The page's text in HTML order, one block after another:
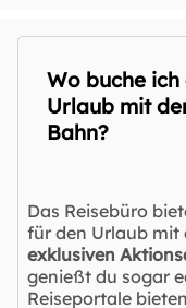
Wo buche
Urlaub mit
Bahn?
Das Reisebüro
für den Urlaub mit
exklusiven
genießt du sogar
Reiseportale